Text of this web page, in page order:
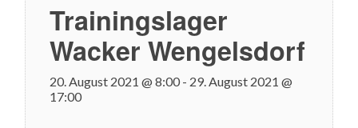
Trainingslager
Wacker Wengelsdorf
20. August 2021 @ 8:00 - 29. August 2021 @
17:00